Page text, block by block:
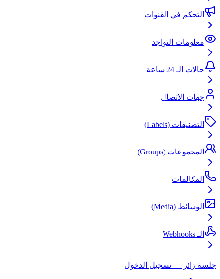
التحكم في القنوات
معلومات التواجد
حالات الـ 24 ساعة
جهات الاتصال
التصنيفات (Labels)
المجموعات (Groups)
المكالمات
الوسائط (Media)
الـ Webhooks
جلسة زائر — تسجيل الدخول